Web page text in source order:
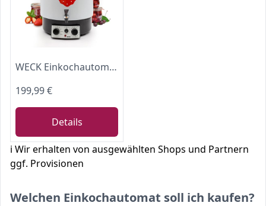
WECK Einkochautomat WAT15-A Emaille mit Präzisionsthermostat, Auslaufhahn & Zeitschaltuhr – 29L Einkochtopf, Glühweinkocher, Dampfentsafter, Einweckautomat – Made in Germany
199,99 €
Details
ℹ️ Wir erhalten von ausgewählten Shops und Partnern
ggf. Provisionen
Welchen Einkochautomat soll ich kaufen?